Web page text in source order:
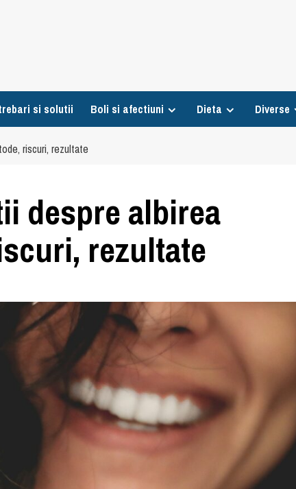
si solutii Boli si afectiuni Dieta Diverse
riscuri, rezultate
despre albirea
rezultate